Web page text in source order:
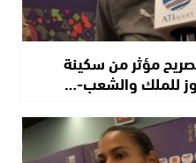
مؤثر من سكينة
للملك والشعب-…